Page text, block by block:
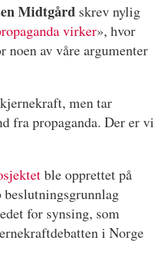
Midtgård skrev nylig
virker», hvor
noen av våre argumenter
men tar
fra propaganda. Der er vi
ble opprettet på
for synsing, som
i Norge